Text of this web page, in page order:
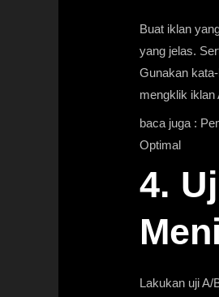
Buat iklan
yang jelas.
Gunakan
mengklik iklan
baca juga :
Optimal
4.
Lakukan uji A/